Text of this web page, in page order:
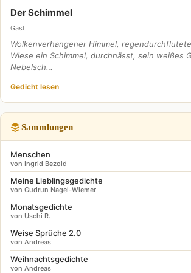
Der Schimmel
Gast
Wolkenverhangener Himmel,
Wiese ein Schimmel, durchnässt, sein weißes
Nebelsch…
Gedicht lesen
Sammlungen
Menschen
von Ingrid Bezold
Meine Lieblingsgedichte
von Gudrun Nagel-Wiemer
Monatsgedichte
von Uschi R.
Weise Sprüche 2.0
von Andreas
Weihnachtsgedichte
von Andreas